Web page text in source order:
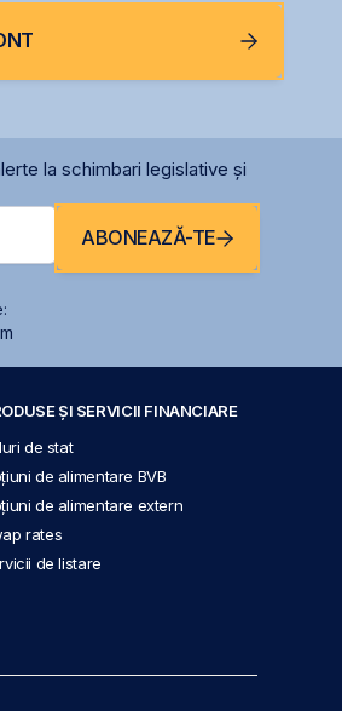
la schimbari legislative și
ABONEAZĂ-TE
ȘI SERVICII FINANCIARE
de stat
de alimentare BVB
de alimentare extern
rates
de listare